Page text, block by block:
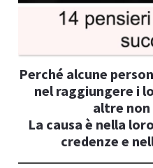
Perché alcune
nel raggiungere i
altre non
La causa è nella
credenze e